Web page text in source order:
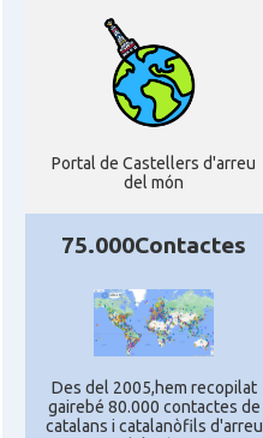
Portal de Castellers d'arreu
del món
75.000Contactes
Des del 2005,hem recopilat
gairebé 80.000 contactes de
catalans i catalanòfils d'arreu